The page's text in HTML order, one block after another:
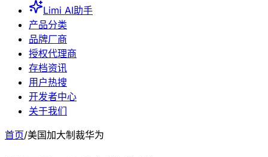
Limi AI助手
产品分类
品牌厂商
授权代理商
存档资讯
用户热搜
开发者中心
关于我们
首页/美国加大制裁华为